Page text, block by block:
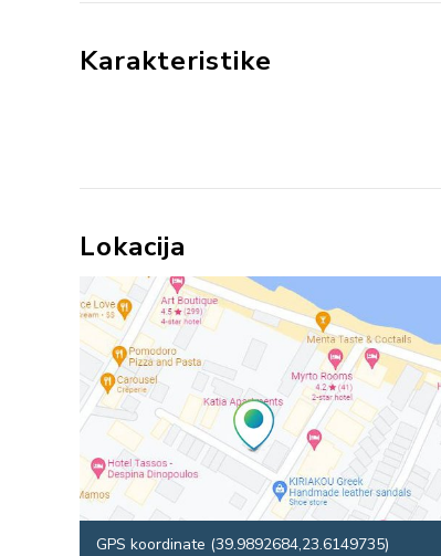
Karakteristike
Lokacija
GPS koordinate (39.9892684,23.6149735)